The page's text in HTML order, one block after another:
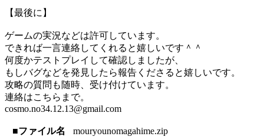
【最後に】
ゲームの実況などは許可しています。
できれば一言連絡してくれると嬉しいです＾＾
何度かテストプレイして確認しましたが、
もしバグなどを発見したら報告くださると嬉しいです。
攻略の質問も随時、受け付けています。
連絡はこちらまで。
cosmo.no34.12.13@gmail.com
■ファイル名
mouryounomagahime.zip